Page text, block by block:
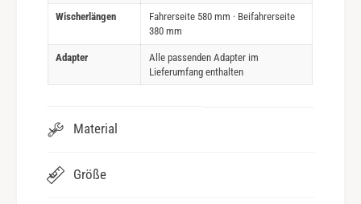
Wischerlängen
Fahrerseite 580 mm · Beifahrerseite
380 mm
Adapter
Alle passenden Adapter im
Lieferumfang enthalten
Material
Größe